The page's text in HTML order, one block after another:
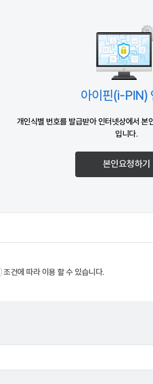
아이핀(i-PIN)
개인식별 번호를 발급받아 인터넷상에서 본
입니다.
본인요청하기
조건에 따라 이용 할 수 있습니다.